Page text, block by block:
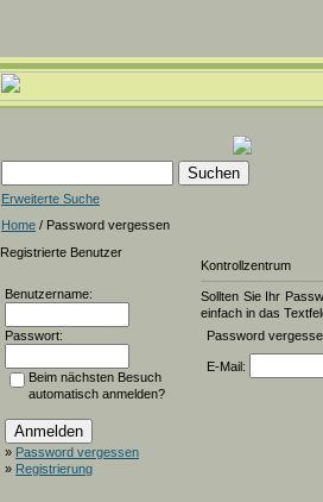
Erweiterte Suche
Home / Password vergessen
Registrierte Benutzer
Benutzername:
Passwort:
Beim nächsten Besuch
automatisch anmelden?
» Password vergessen
» Registrierung
Kontrollzentrum
Sollten Sie Ihr
einfach in das
Password
E-Mail: